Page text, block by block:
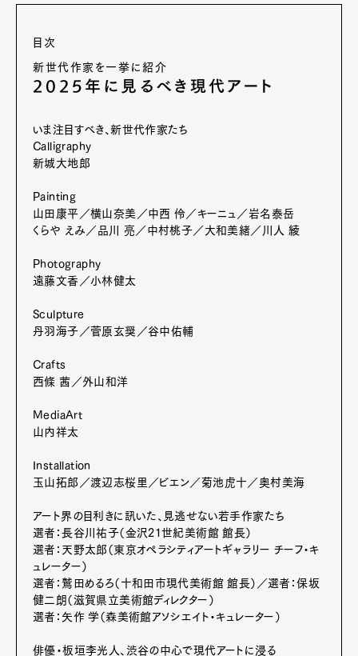
Art&DesignWatchFashion
Gourmet
Cars
Product CultureLifestyle
目次
新世代作家を一挙に紹介
2025年に見るべき現代アート
いま注目すべき、新世代作家たち
Calligraphy
新城大地郎
Painting
山田康平／横山奈美／中西 伶／キーニュ／岩名泰岳
くらや えみ／品川 亮／中村桃子／大和美緒／川人 綾
Photography
遠藤文香／小林健太
Sculpture
丹羽海子／菅原玄奨／谷中佑輔
Crafts
西條 茜／外山和洋
MediaArt
山内祥太
Installation
玉山拓郎／渡辺志桜里／ビエン／菊池虎十／奥村美海
アート界の目利きに訊いた、見逃せない若手作家たち
選者：長谷川祐子（金沢21世紀美術館 館長）
選者：天野太郎（東京オペラシティアートギャラリー チーフ・キ
ュレーター）
選者：鷲田めるろ（十和田市現代美術館 館長）／選者：保坂
健二朗（滋賀県立美術館ディレクター）
選者：矢作 学（森美術館アソシエイト・キュレーター）
俳優・板垣李光人、渋谷の中心で現代アートに浸る